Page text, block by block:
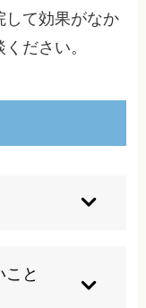
して効果がなか
ださい。
こりは自然治
。痛みが緩和
と